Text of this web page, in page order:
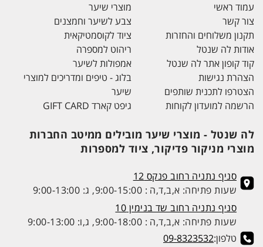
עמוד ראשי
צור קשר
תקנון משלוחים והחזרות
אודות לה שנטל
קוד קופון אתר לה שנטל
הצהרת נגישות
הצטרפו לתכנית שותפים
הרשמה למועדון לקוחות
מוצרי שיער
צבע לשיער וחמצנים
ציוד לקוסמטיקאית
ריהוט למספרה
אמפולות לשיער
בלוג - טיפים ומדריכים למוצרי
שיער
גיפט קארד GIFT CARD
לה שנטל - מוצרי שיער מובילים ממיטב החברות
מוצרי מניקור פדיקור, ציוד למספרות
סניף נתניה רחוב פנקס 12
שעות פתיחה: א,ב,ד,ה : 9:00-15:00, ג: 9:00-13:00
סניף נתניה רחוב שד בנימין 10
שעות פתיחה: א,ב,ד,ה : 9:00-18:00, ג,ו: 9:00-13:00
טלפון:09-8323532